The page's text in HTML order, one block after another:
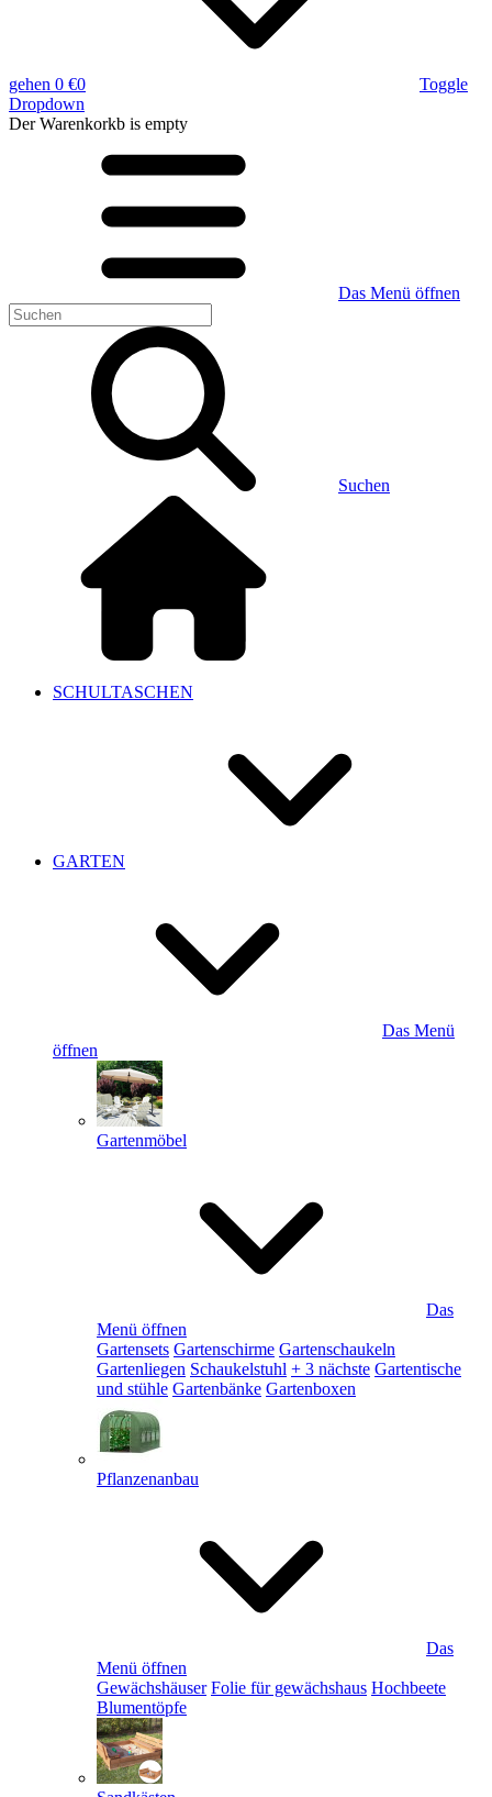
gehen 0 €0
Toggle
Dropdown
Der Warenkorkb is empty
Das Menü öffnen
Suchen
SCHULTASCHEN
GARTEN
Das Menü
öffnen
Gartenmöbel
Das
Menü öffnen
Gartensets Gartenschirme Gartenschaukeln
Gartenliegen Schaukelstuhl + 3 nächste Gartentische
und stühle Gartenbänke Gartenboxen
Pflanzenanbau
Das
Menü öffnen
Gewächshäuser Folie für gewächshaus Hochbeete
Blumentöpfe